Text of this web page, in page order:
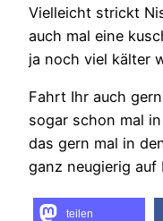
Vielleicht strickt
auch mal eine
ja noch viel kälter
Fahrt Ihr auch
sogar schon mal
das gern mal in
ganz neugierig auf
teilen